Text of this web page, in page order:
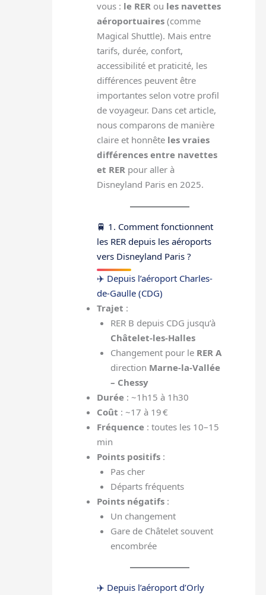
vous : le RER ou les navettes
aéroportuaires (comme
Magical Shuttle). Mais entre
tarifs, durée, confort,
accessibilité et praticité, les
différences peuvent être
importantes selon votre profil
de voyageur. Dans cet article,
nous comparons de manière
claire et honnête les vraies
différences entre navettes
et RER pour aller à
Disneyland Paris en 2025.
🚆 1. Comment fonctionnent
les RER depuis les aéroports
vers Disneyland Paris ?
✈️ Depuis l’aéroport Charles-
de-Gaulle (CDG)
Trajet :
RER B depuis CDG jusqu’à
Châtelet-les-Halles
Changement pour le RER A
direction Marne-la-Vallée
– Chessy
Durée : ~1h15 à 1h30
Coût : ~17 à 19 €
Fréquence : toutes les 10–15
min
Points positifs :
Pas cher
Départs fréquents
Points négatifs :
Un changement
Gare de Châtelet souvent
encombrée
✈️ Depuis l’aéroport d’Orly